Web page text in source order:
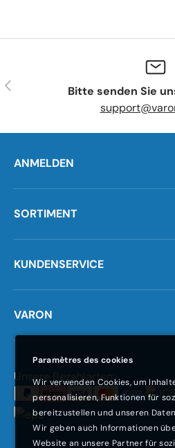
Précédent
Bitte senden Sie
ANMELDEN
SORTIMENT
KUNDENSERVICE
VARON
Moyens de paiement acceptés
Unsere Bezahlarten:
Paramètres des cookies
Wir verwenden Cookies, um
personalisieren, Funktionen für
bereitzustellen und unseren
Wir geben auch Informationen
Website an unsere Partner für